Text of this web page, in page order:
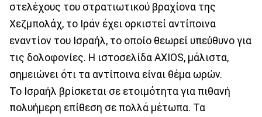
στελέχους του στρατιωτικού βραχίονα της
Χεζμπολάχ, το Ιράν έχει ορκιστεί αντίποινα
εναντίον του Ισραήλ, το οποίο θεωρεί υπεύθυνο για
τις δολοφονίες. Η ιστοσελίδα AXIOS, μάλιστα,
σημειώνει ότι τα αντίποινα είναι θέμα ωρών.
Το Ισραήλ βρίσκεται σε ετοιμότητα για πιθανή
πολυήμερη επίθεση σε πολλά μέτωπα. Τα